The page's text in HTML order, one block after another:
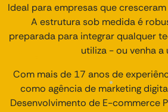
Ideal para empresas que
A estrutura sob medida é
preparada para integrar qualquer
utiliza - ou venha a
Com mais de 17 anos de
como agência de marketing
Desenvolvimento de E-commerce